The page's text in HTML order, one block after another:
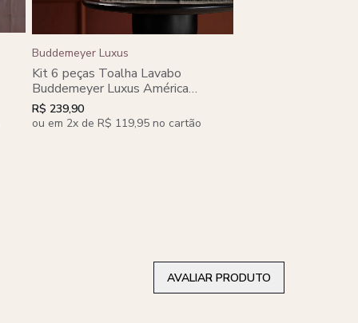
Buddemeyer Luxus
Kit 6 peças Toalha Lavabo
Buddemeyer Luxus América
Algodão Egípcio
R$ 239,90
ou em 2x de R$ 119,95 no cartão
AVALIAR PRODUTO